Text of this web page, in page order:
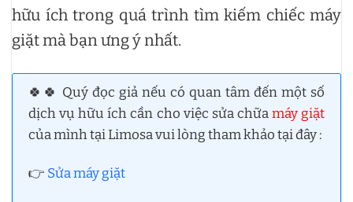
hữu ích trong quá trình tìm kiếm chiếc máy
giặt mà bạn ưng ý nhất.
🍀🍀 Quý đọc giả nếu có quan tâm đến một số
dịch vụ hữu ích cần cho việc sửa chữamáy giặt
của mình tại Limosa vui lòng tham khảo tại đây :
👉 Sửa máy giặt